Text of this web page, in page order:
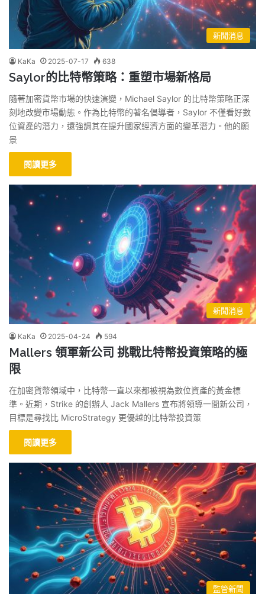
新聞消息
KaKa 2025-07-17 638
Saylor的比特幣策略：重塑市場新格局
隨著加密貨幣市場的快速演變，Michael Saylor 的比特幣策略正深
刻地改變市場動態。作為比特幣的著名倡導者，Saylor 不僅看好數
位資產的潛力，還強調其在提升國家經濟方面的變革潛力。他的願
景
閱讀更多
新聞消息
KaKa 2025-04-24 594
Mallers 領軍新公司 挑戰比特幣投資策略的極
限
在加密貨幣領域中，比特幣一直以來都被視為數位資產的黃金標
準。近期，Strike 的創辦人 Jack Mallers 宣布將領導一間新公司，
目標是尋找比 MicroStrategy 更優越的比特幣投資策
閱讀更多
監管新聞